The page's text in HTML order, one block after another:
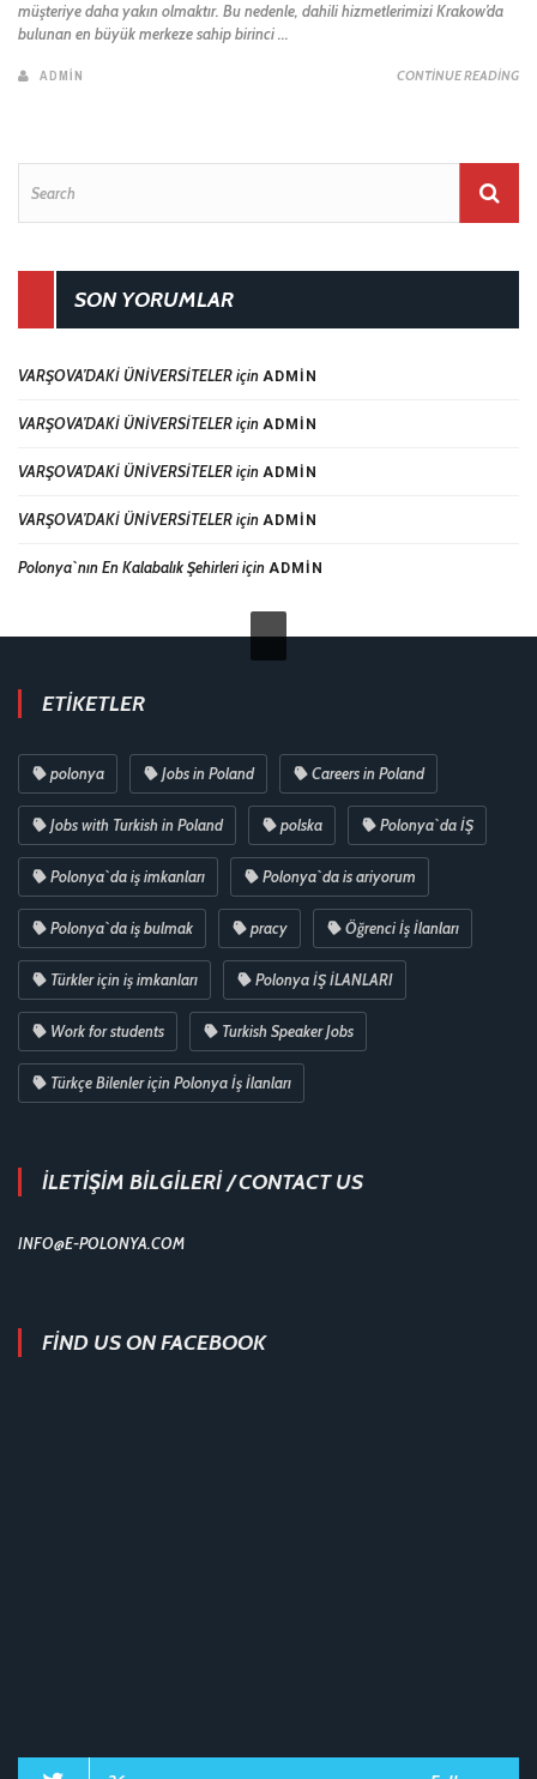
müşteriye daha yakın olmaktır. Bu nedenle, dahili hizmetlerimizi Krakow’da
bulunan en büyük merkeze sahip birinci ...
ADMIN CONTINUE READING
SON YORUMLAR
VARŞOVA’DAKİ ÜNİVERSİTELERiçin ADMIN
VARŞOVA’DAKİ ÜNİVERSİTELERiçin ADMIN
VARŞOVA’DAKİ ÜNİVERSİTELERiçin ADMIN
VARŞOVA’DAKİ ÜNİVERSİTELERiçin ADMIN
Polonya`nın En Kalabalık Şehirleriiçin ADMIN
ETIKETLER
polonya Jobs in Poland Careers in Poland
Jobs with Turkish in Poland polska Polonya`da İŞ
Polonya`da iş imkanları Polonya`da is ariyorum
Polonya`da iş bulmak pracy Öğrenci İş İlanları
Türkler için iş imkanları Polonya İŞ İLANLARI
Work for students Turkish Speaker Jobs
Türkçe Bilenler için Polonya İş İlanları
İLETİŞİM BİLGİLERİ / CONTACT US
INFO@E-POLONYA.COM
FIND US ON FACEBOOK